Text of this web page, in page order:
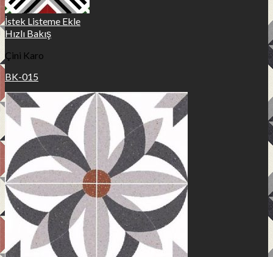
İstek Listeme Ekle
Hızlı Bakış
Çini Karo
BK-015